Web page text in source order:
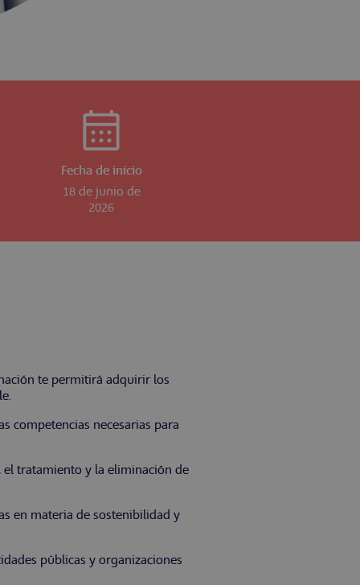
Fecha de inicio
18 de junio de
2026
te permitirá adquirir los
competencias necesarias para
el tratamiento y la eliminación de
en materia de sostenibilidad y
públicas y organizaciones